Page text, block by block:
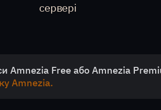
сервері
Amnezia Free або Amnezia
Amnezia.